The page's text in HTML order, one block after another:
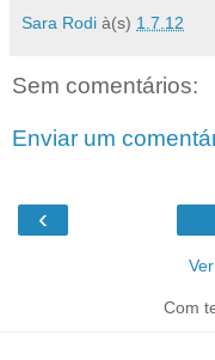
Sara Rodi à(s) 1.7.12
Sem comentários:
Enviar um
‹
Com